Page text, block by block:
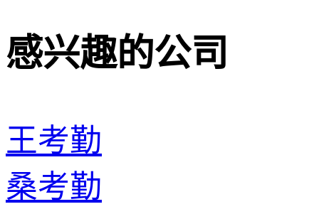
感兴趣的公司
王考勤
桑考勤